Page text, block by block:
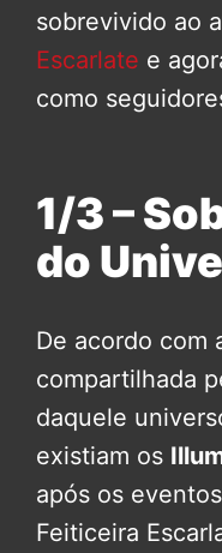
sobrevivido ao
Escarlate e
como
1/3 –
do
De acordo com
compartilhada
daquele
existiam os
após os
Feiticeira